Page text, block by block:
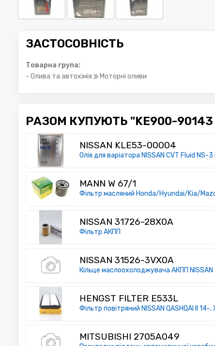
ЗАСТОСОВНІСТЬ
Товарна група:
- Олива та автохімія
Моторні оливи
РАЗОМ КУПУЮТЬ "KE900-90143
NISSAN KLE53-00004
Олія для варіатора NISSAN CVT Fluid NS-3
MANN W 67/1
Фільтр масляний Honda/Hyundai/Kia/
NISSAN 31726-28X0A
Фільтр АКПП
NISSAN 31526-3VX0A
Кільце маслоохолоджувача АКПП NISSAN
HENGST FILTER E533L
Фільтр повітряний NISSAN QASHQAI II 14-
MITSUBISHI 2705A049